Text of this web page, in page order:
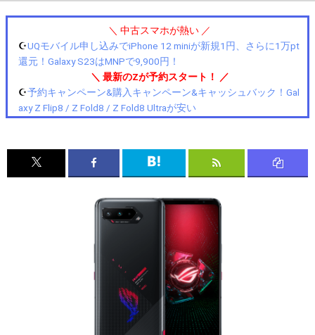
＼ 中古スマホが熱い ／
☪️UQモバイル申し込みでiPhone 12 miniが新規1円、さらに1万pt
還元！Galaxy S23はMNPで9,900円！
＼ 最新のZが予約スタート！ ／
☪️予約キャンペーン&購入キャンペーン&キャッシュバック！Gal
axy Z Flip8 / Z Fold8 / Z Fold8 Ultraが安い